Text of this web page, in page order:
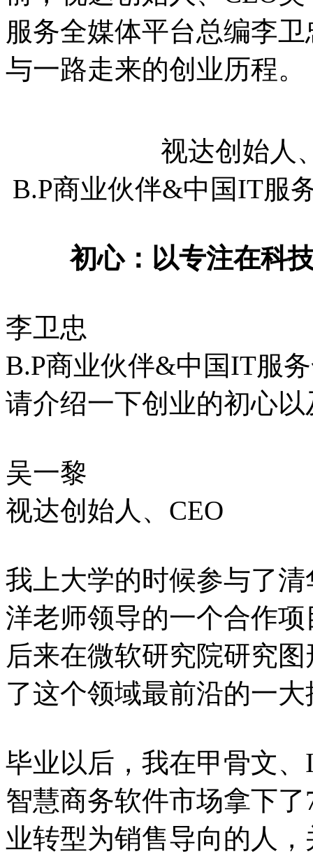
服务全媒体平台总编李
与一路走来的创业历程。
视达创始人
B.P商业伙伴&中国IT服
初心：以专注在科
李卫忠
B.P商业伙伴&中国IT服
请介绍一下创业的初心
吴一黎
视达创始人、CEO
我上大学的时候参与了
洋老师领导的一个合作
后来在微软研究院研究
了这个领域最前沿的一
毕业以后，我在甲骨文
智慧商务软件市场拿下
业转型为销售导向的人